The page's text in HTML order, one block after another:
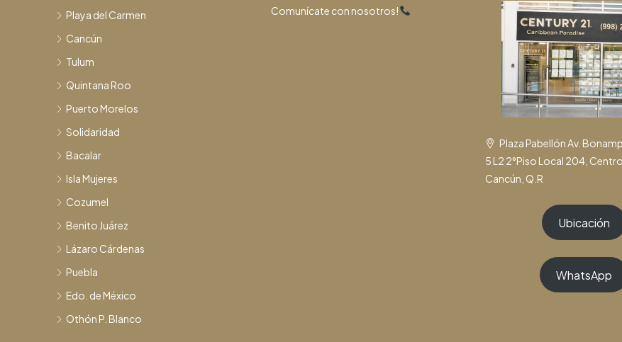
Playa del Carmen
Cancún
Tulum
Quintana Roo
Puerto Morelos
Solidaridad
Bacalar
Isla Mujeres
Cozumel
Benito Juárez
Lázaro Cárdenas
Puebla
Edo. de México
Othón P. Blanco
Comunícate con nosotros!
Plaza Pabellón Av.
5 L2 2°Piso Local 204,
Cancún, Q.R
Ubicación
WhatsApp